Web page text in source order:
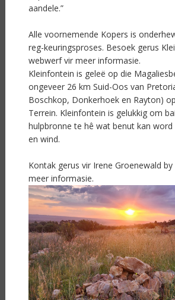
aandele.”
Alle voornemende Kopers is
reg-keuringsproses. Besoek gerus
webwerf vir meer informasie.
Kleinfontein is geleë op die
ongeveer 26 km Suid-Oos van
Boschkop, Donkerhoek en Rayton)
Terrein. Kleinfontein is gelukkig om
hulpbronne te hê wat benut kan
en wind.
Kontak gerus vir Irene Groenewald
meer informasie.